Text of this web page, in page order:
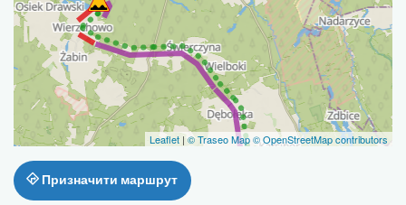
Leaflet | © Traseo Map© OpenStreetMap contributors
Призначити маршрут